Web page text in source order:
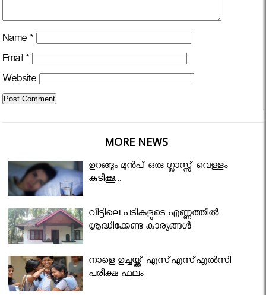
Name *
Email *
Website
MORE NEWS
ഉറങ്ങും മുന്‍പ് ഒരു ഗ്ലാസ്സ് വെള്ളം
കുടിക്കൂ...
വീട്ടിലെ പടികളുടെ എണ്ണത്തിൽ
ശ്രദ്ധിക്കേണ്ട കാര്യങ്ങൾ
നാളെ ഉച്ചയ്ക്ക് എസ്എസ്എല്‍സി
പരീക്ഷ ഫലം